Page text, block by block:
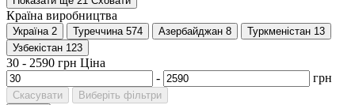
Країна виробництва
Україна 2 Туреччина 574 Азербайджан 8 Туркменістан 13
Узбекістан 123
30 - 2590 грн Ціна
-
грн
Скасувати
Виберіть фільтри